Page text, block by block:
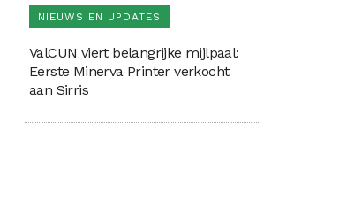
NIEUWS EN UPDATES
ValCUN viert belangrijke mijlpaal:
Eerste Minerva Printer verkocht
aan Sirris